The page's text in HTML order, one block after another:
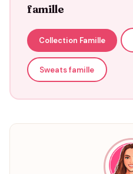
famille
Collection Famille
Sweats famille